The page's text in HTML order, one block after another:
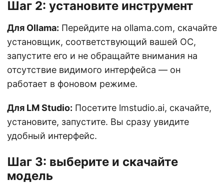
Шаг 2: установите инструмент
Для Ollama: Перейдите на ollama.com, скачайте
установщик, соответствующий вашей ОС,
запустите его и не обращайте внимания на
отсутствие видимого интерфейса — он
работает в фоновом режиме.
Для LM Studio: Посетите lmstudio.ai, скачайте,
установите, запустите. Вы сразу увидите
удобный интерфейс.
Шаг 3: выберите и скачайте
модель